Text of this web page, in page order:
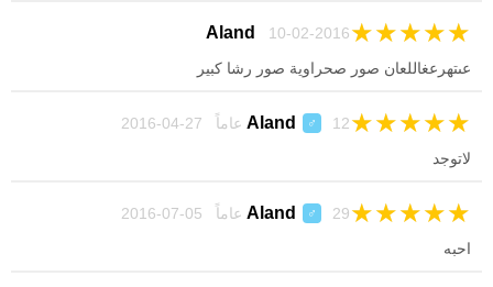
Aland 10-02-2016 ★
★
★
★
★
عىتهرعغاللعان صور صحراوية صور رشا كبير
Aland ♂ 12 عاماً 27-04-2016 ★
★
★
★
★
لاتوجد
Aland ♂ 29 عاماً 05-07-2016 ★
★
★
★
★
احبه